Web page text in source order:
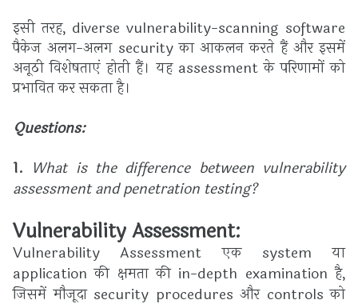
इसी तरह, diverse vulnerability-scanning software
पैकेज अलग-अलग security का आकलन करते हैं और इसमें
अनूठी विशेषताएं होती हैं। यह assessment के परिणामों को
प्रभावित कर सकता है।
Questions:
1. What is the difference between vulnerability
assessment and penetration testing?
Vulnerability Assessment:
Vulnerability Assessment एक system या
application की क्षमता की in-depth examination है,
जिसमें मौजूदा security procedures और controls को